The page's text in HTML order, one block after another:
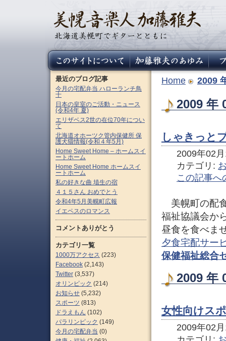
Home 2009
2009 年
しゃきっと
2009年02
カテゴリ:
この記事へ
美幌町の配
福祉協議会か
昼食を食べま
夕食宅配サー
保健福祉総合
2009 年
女性向けス
2009年02
最近のブログ記事
今月の宅配弁当 ハローランチ鳥
十
日本の皇室のご活動・ニュース
(令和4年 夏)
エリザベス2世の在位70年につい
て
北海道オホーツク管内保健所 保
護犬猫情報(令和４年5月)
Home Sweet Home – ホームスイ
ートホーム
Home Sweet Home ホームスイ
ートホーム
私の好きな曲 埴生の宿
４１５さん おめでとう
令和4年5月美幌町広報
イエペスのロマンス
コメントありがとう
カテゴリ一覧
1000万アクセス (223)
Facebook (2,143)
Twitter (3,537)
オリンピック (214)
お知らせ (5,232)
スポーツ (813)
ドラえもん (102)
パラリンピック (149)
今月の宅配弁当 (0)